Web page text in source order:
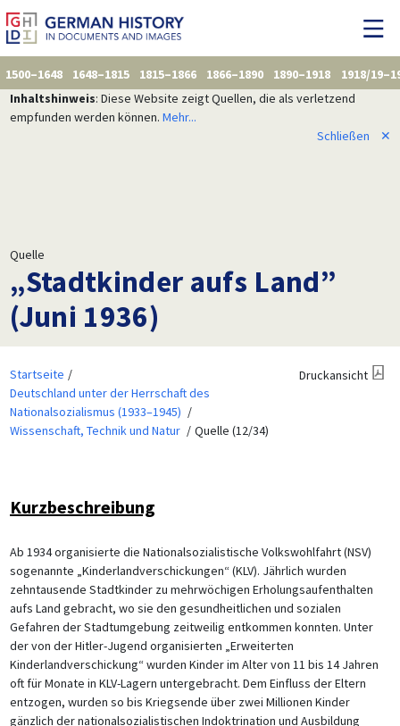
1500–1648 1648–1815 1815–1866 1866–1890 1890–1918
1918/
Inhaltshinweis: Diese Website zeigt Quellen, die als verletzend
empfunden werden können. Mehr...
Schließen
✕
Quelle
„Stadtkinder aufs Land”
(Juni 1936)
Startseite
Deutschland unter der Herrschaft des
Nationalsozialismus (1933–1945)
Wissenschaft, Technik und Natur
Quelle (12/34)
Druckansicht
Kurzbeschreibung
Ab 1934 organisierte die Nationalsozialistische Volkswohlfahrt (NSV)
sogenannte „Kinderlandverschickungen“ (KLV). Jährlich wurden
zehntausende Stadtkinder zu mehrwöchigen Erholungsaufenthalten
aufs Land gebracht, wo sie den gesundheitlichen und sozialen
Gefahren der Stadtumgebung zeitweilig entkommen konnten. Unter
der von der Hitler-Jugend organisierten „Erweiterten
Kinderlandverschickung“ wurden Kinder im Alter von 11 bis 14 Jahren
oft für Monate in KLV-Lagern untergebracht. Dem Einfluss der Eltern
entzogen, wurden so bis Kriegsende über zwei Millionen Kinder
gänzlich der nationalsozialistischen Indoktrination und Ausbildung